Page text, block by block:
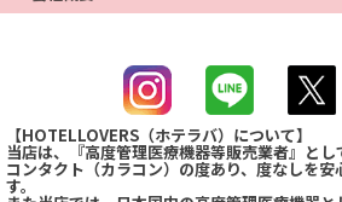
【HOTELLOVERS（ホテラバ）について】
当店は、『高度管理医療機器等販売業者』と
コンタクト（カラコン）の度あり、度なしを安
す。